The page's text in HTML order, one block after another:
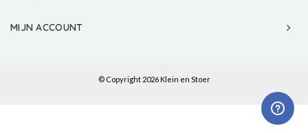
MIJN ACCOUNT
© Copyright 2026 Klein en Stoer